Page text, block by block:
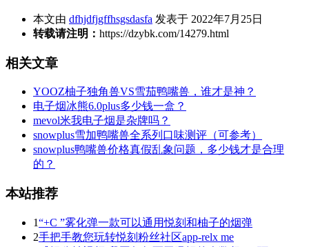
本文由 dfhjdfjgffhsgsdasfa 发表于 2022年7月25日
转载请注明： https://dzybk.com/14279.html
相关文章
YOOZ柚子独角兽VS雪茄鸭嘴兽，谁才是神？
电子烟冰熊6.0plus多少钱一盒？
mevol米我电子烟是杂牌吗？
snowplus雪加鸭嘴兽全系列口味测评（可参考）
snowplus鸭嘴兽价格真假乱象问题，多少钱才是合理
的？
本站推荐
1“+C ”雾化弹一款可以通用悦刻和柚子的烟弹
2手把手教您玩转悦刻粉丝社区app-relx me